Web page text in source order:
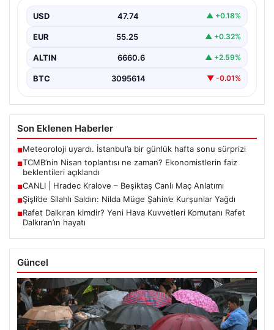
Türkiye Cumhuriyet Merkez Bankası Para Politikası
USD 47.74 ▲ +0.18%
EUR 55.25 ▲ +0.32%
ALTIN 6660.6 ▲ +2.59%
BTC 3095614 ▼ -0.01%
Son Eklenen Haberler
■Meteoroloji uyardı. İstanbul’a bir günlük hafta sonu sürprizi
■TCMB’nin Nisan toplantısı ne zaman? Ekonomistlerin faiz
beklentileri açıklandı
■CANLI | Hradec Kralove – Beşiktaş Canlı Maç Anlatımı
■Şişli’de Silahlı Saldırı: Nilda Müge Şahin’e Kurşunlar Yağdı
■Rafet Dalkıran kimdir? Yeni Hava Kuvvetleri Komutanı Rafet
Dalkıran’ın hayatı
Güncel